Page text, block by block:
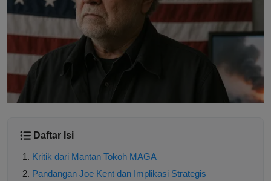
Daftar Isi
Kritik dari Mantan Tokoh MAGA
Pandangan Joe Kent dan Implikasi Strategis